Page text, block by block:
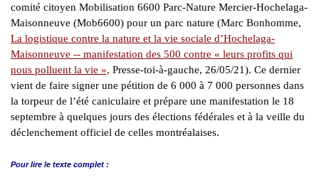
comité citoyen Mobilisation 6600 Parc-Nature Mercier-Hochelaga-
Maisonneuve (Mob6600) pour un parc nature (Marc Bonhomme,
La logistique contre la nature et la vie sociale d’Hochelaga-
Maisonneuve -- manifestation des 500 contre « leurs profits qui
nous polluent la vie », Presse-toi-à-gauche, 26/05/21). Ce dernier
vient de faire signer une pétition de 6 000 à 7 000 personnes dans
la torpeur de l’été caniculaire et prépare une manifestation le 18
septembre à quelques jours des élections fédérales et à la veille du
déclenchement officiel de celles montréalaises.
Pour lire le texte complet :